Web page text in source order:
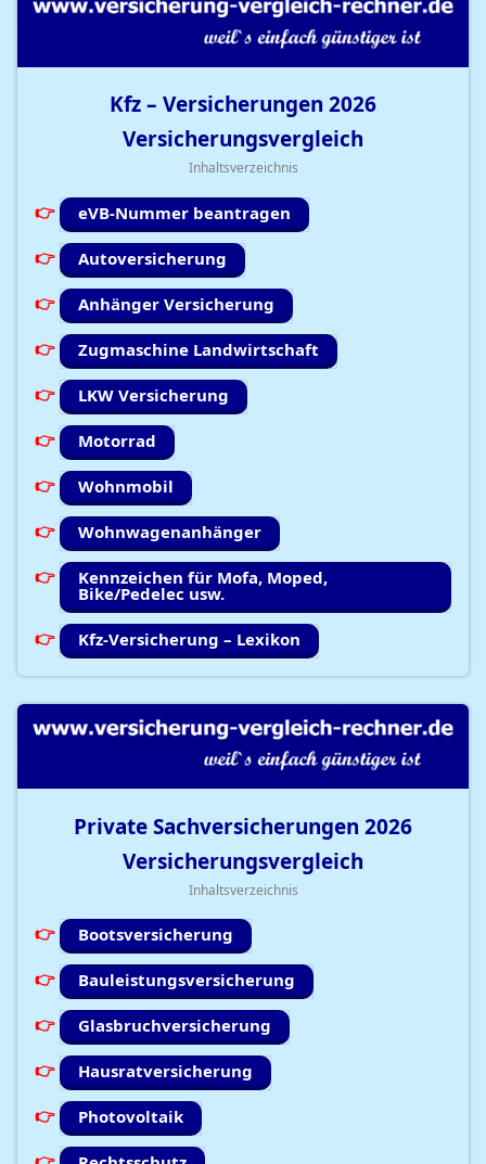
Kfz – Versicherungen 2026
Versicherungsvergleich
Inhaltsverzeichnis
eVB-Nummer beantragen
Autoversicherung
Anhänger Versicherung
Zugmaschine Landwirtschaft
LKW Versicherung
Motorrad
Wohnmobil
Wohnwagenanhänger
Kennzeichen für Mofa, Moped,
Bike/Pedelec usw.
Kfz-Versicherung – Lexikon
Private Sachversicherungen 2026
Versicherungsvergleich
Inhaltsverzeichnis
Bootsversicherung
Bauleistungsversicherung
Glasbruchversicherung
Hausratversicherung
Photovoltaik